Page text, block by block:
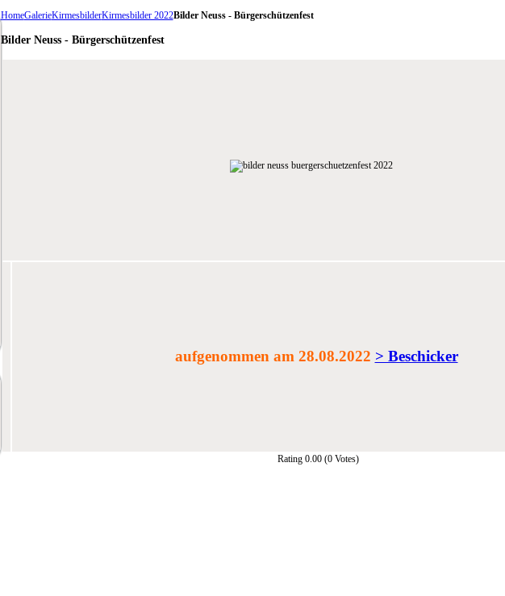
HomeGalerieKirmesbilderKirmesbilder 2022Bilder Neuss - Bürgerschützenfest
Bilder Neuss - Bürgerschützenfest
aufgenommen am 28.08.2022 > Beschicker
Rating 0.00 (0 Votes)